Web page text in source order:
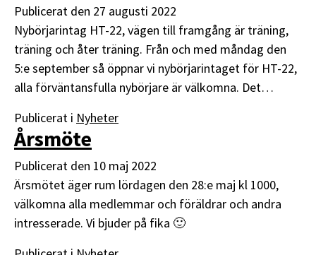
Publicerat den 27 augusti 2022
Nybörjarintag HT-22, vägen till framgång är träning,
träning och åter träning. Från och med måndag den
5:e september så öppnar vi nybörjarintaget för HT-22,
alla förväntansfulla nybörjare är välkomna. Det…
Publicerat i Nyheter
Årsmöte
Publicerat den 10 maj 2022
Ärsmötet äger rum lördagen den 28:e maj kl 1000,
välkomna alla medlemmar och föräldrar och andra
intresserade. Vi bjuder på fika 🙂